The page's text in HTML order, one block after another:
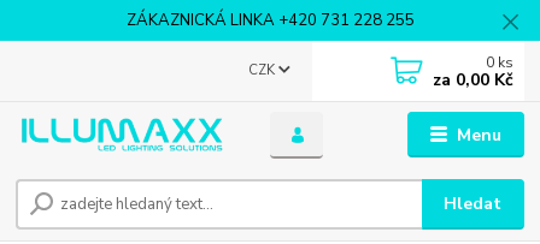
ZÁKAZNICKÁ LINKA +420 731 228 255
Menu
CZK
Hledat
0 ks
za 0,00 Kč